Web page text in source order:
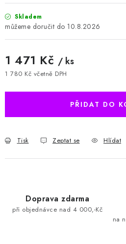
Skladem
10.8.2026
1 471 Kč / ks
1 780 Kč včetně DPH
PŘIDAT DO
Tisk Zeptat se Hlídat
Doprava zdarma
při objednávce nad 4 000,-Kč
na